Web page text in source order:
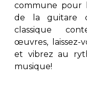
PARTITIONS POUR
INSTRUMENTS
PARTITIONS POUR
commune pour
de la guitare
classique
œuvres, laissez-
et vibrez au
musique!